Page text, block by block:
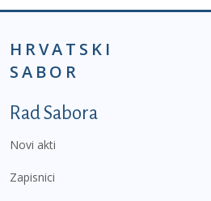
HRVATSKI
SABOR
Podnožje prvi izbornik
Rad Sabora
Novi akti
Zapisnici